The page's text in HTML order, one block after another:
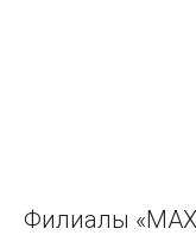
Филиалы